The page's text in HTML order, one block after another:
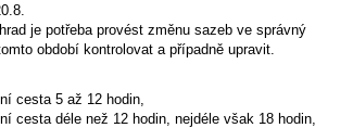
je potřeba provést změnu sazeb ve správný
období kontrolovat a případně upravit.
cesta 5 až 12 hodin,
cesta déle než 12 hodin, nejdéle však 18 hodin,